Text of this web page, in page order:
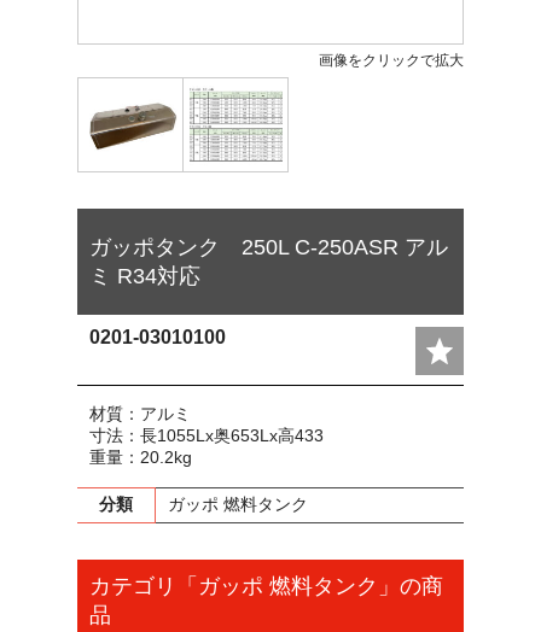
画像をクリックで拡大
ガッポタンク 250L C-250ASR アル
ミ R34対応
0201-03010100
材質：アルミ
寸法：長1055Lx奥653Lx高433
重量：20.2kg
分類 ガッポ 燃料タンク
カテゴリ「ガッポ 燃料タンク」の商
品